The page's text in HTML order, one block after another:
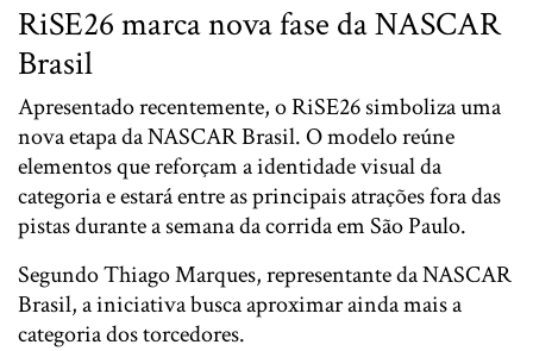
RiSE26 marca nova fase da NASCAR
Brasil
Apresentado recentemente, o RiSE26 simboliza uma
nova etapa da NASCAR Brasil. O modelo reúne
elementos que reforçam a identidade visual da
categoria e estará entre as principais atrações fora das
pistas durante a semana da corrida em São Paulo.
Segundo Thiago Marques, representante da NASCAR
Brasil, a iniciativa busca aproximar ainda mais a
categoria dos torcedores.